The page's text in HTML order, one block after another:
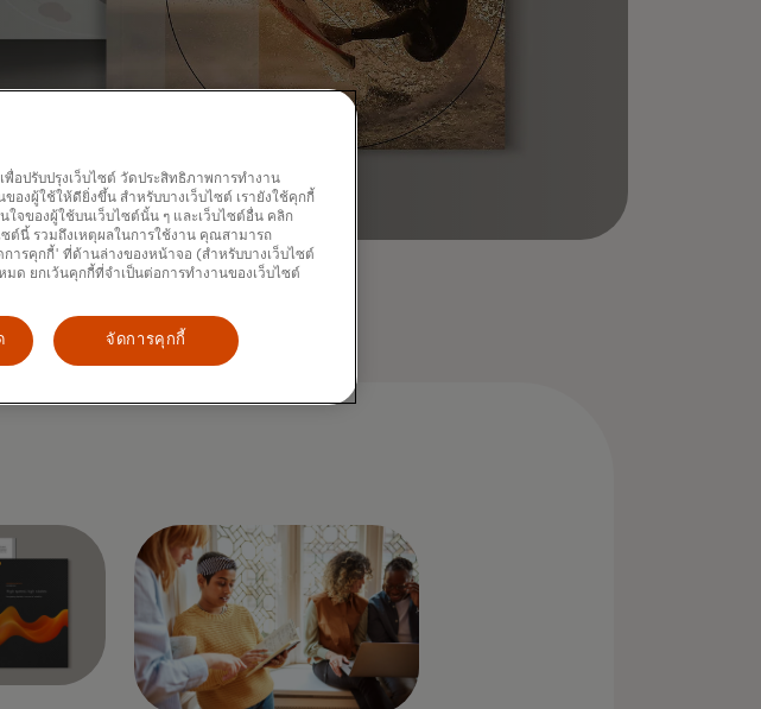
อปรับปรุงเว็บไซต์ วัดประสิทธิภาพการทำงาน
งผู้ใช้ให้ดียิ่งขึ้น สำหรับบางเว็บไซต์ เรายังใช้คุกกี้
จของผู้ใช้บนเว็บไซต์นั้น ๆ และเว็บไซต์อื่น คลิก
ซต์นี้ รวมถึงเหตุผลในการใช้งาน คุณสามารถ
ารคุกกี้' ที่ด้านล่างของหน้าจอ (สำหรับบางเว็บไซต์
ด ยกเว้นคุกกี้ที่จำเป็นต่อการทำงานของเว็บไซต์
จัดการคุกกี้